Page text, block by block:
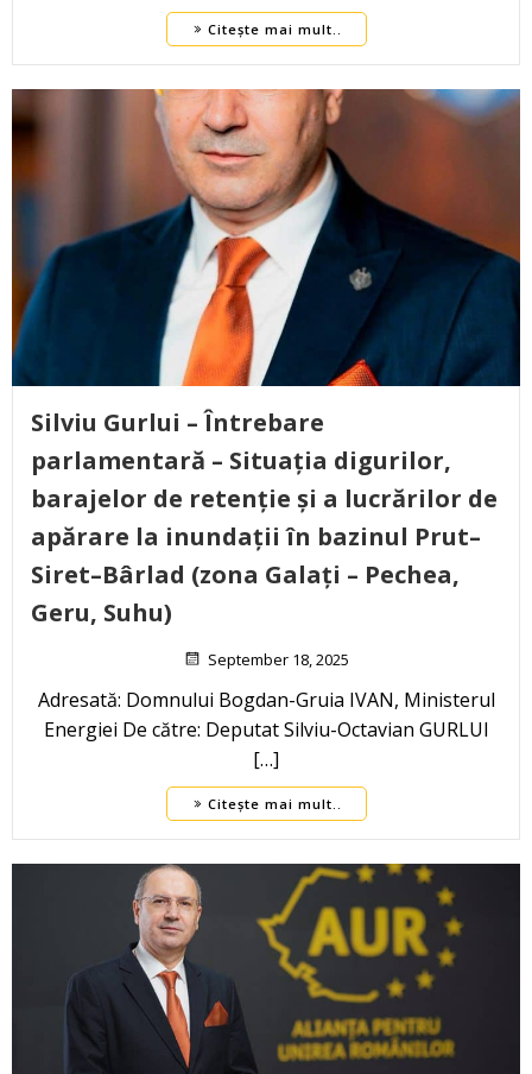
Citește mai mult..
Silviu Gurlui – Întrebare
parlamentară – Situația digurilor,
barajelor de retenție și a lucrărilor de
apărare la inundații în bazinul Prut–
Siret–Bârlad (zona Galați – Pechea,
Geru, Suhu)
September 18, 2025
Adresată: Domnului Bogdan-Gruia IVAN, Ministerul
Energiei De către: Deputat Silviu-Octavian GURLUI
[…]
Citește mai mult..